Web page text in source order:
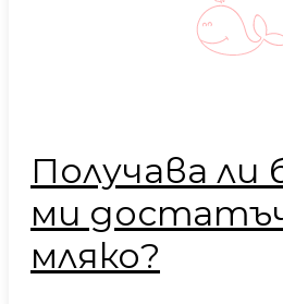
Получава ли
ми
мляко?